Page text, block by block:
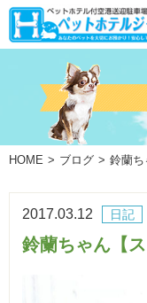
HOME ブログ 鈴蘭ち
日記
2017.03.12
鈴蘭ちゃん【